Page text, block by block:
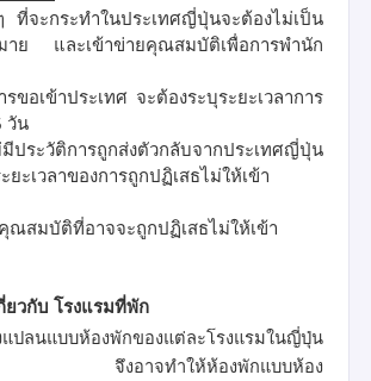
ที่จะกระทำในประเทศญี่ปุ่นจะต้องไม่เป็น
าย และเข้าข่ายคุณสมบัติเพื่อการพำนัก
ขอเข้าประเทศ จะต้องระบุระยะเวลาการ
วัน
ประวัติการถูกส่งตัวกลับจากประเทศญี่ปุ่น
ะเวลาของการถูกปฏิเสธไม่ให้เข้า
ณสมบัติที่อาจจะถูกปฏิเสธไม่ให้เข้า
ยวกับ โรงแรมที่พัก
แปลนแบบห้องพักของแต่ละโรงแรมในญี่ปุ่น
จึงอาจทำให้ห้องพักแบบห้อง